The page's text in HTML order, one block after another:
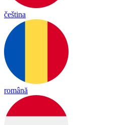
čeština
română